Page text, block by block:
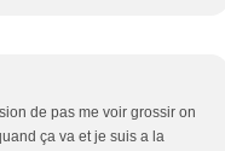
de pas me voir grossir on
ça va et je suis a la